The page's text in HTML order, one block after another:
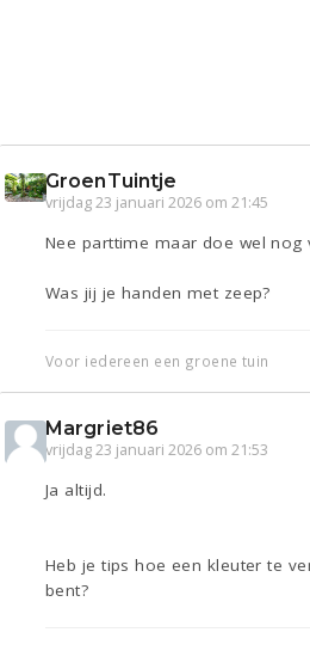
GroenTuintje
vrijdag 23 januari 2026 om 21:45
Nee parttime maar doe wel nog
Was jij je handen met zeep?
Voor iedereen een groene tuin
Margriet86
vrijdag 23 januari 2026 om 21:53
Ja altijd.
Heb je tips hoe een kleuter te
bent?